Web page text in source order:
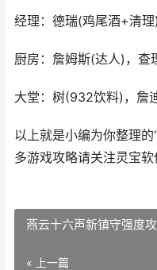
经理：德瑞(鸡尾酒+清理)
厨房：詹姆斯(达人)，查
大堂：树(932饮料)，詹
以上就是小编为你整理的
多游戏攻略请关注灵宝软
燕云十六声新镇守强度
« 上一篇